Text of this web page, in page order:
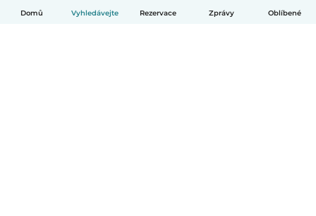
Domů Vyhledávejte Rezervace Zprávy Oblíbené